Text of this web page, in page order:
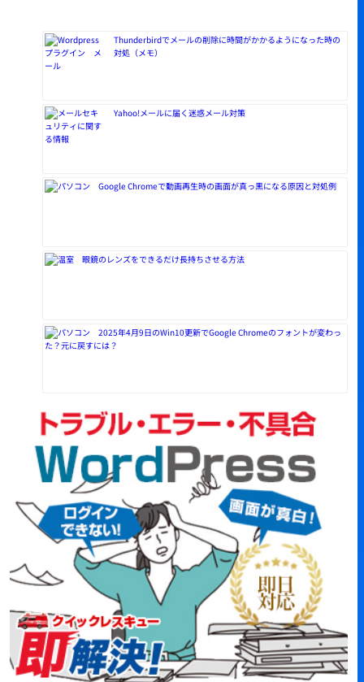
Thunderbirdでメールの削除に時間がかかるようになった時の
対処（メモ）
Yahoo!メールに届く迷惑メール対策
Google Chromeで動画再生時の画面が真っ黒になる原因と対処例
眼鏡のレンズをできるだけ長持ちさせる方法
2025年4月9日のWin10更新でGoogle Chromeのフォントが変わっ
た？元に戻すには？